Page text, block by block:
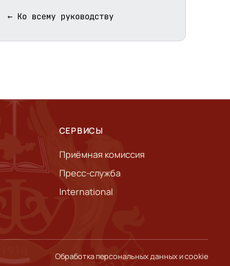
← Ко всему руководству
СЕРВИСЫ
Приёмная комиссия
Пресс-служба
International
Обработка персональных данных и cookie